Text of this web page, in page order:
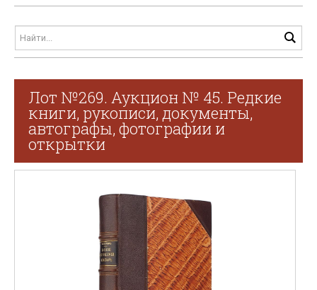
Лот №269. Аукцион № 45. Редкие
книги, рукописи, документы,
автографы, фотографии и
открытки